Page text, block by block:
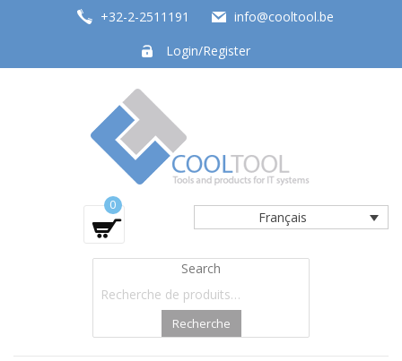
+32-2-2511191
info@cooltool.be
Login/Register
Tools and products for office systems
Français
0
Search
Recherche